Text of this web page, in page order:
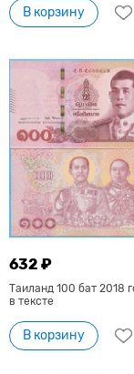
В корзину
632 ₽
Таиланд 100 бат 2018
в тексте
В корзину